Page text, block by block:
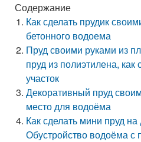
Содержание
Как сделать прудик
бетонного водоема
Пруд своими руками из
пруд из полиэтилена, как
участок
Декоративный пруд
место для водоёма
Как сделать мини пруд
Обустройство водоёма